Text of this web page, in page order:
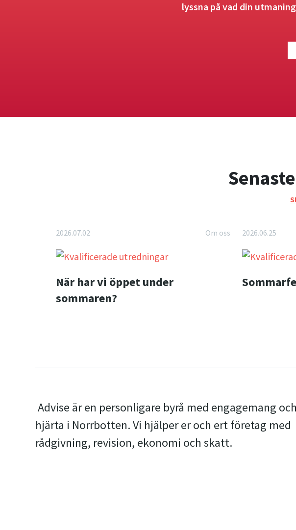
lyssna på vad din
2026.07.02 Om oss
När har vi öppet under
sommaren?
2026.06.25
Advise är en personligare byrå med engagemang och
hjärta i Norrbotten. Vi hjälper er och ert företag med
rådgivning, revision, ekonomi och skatt.